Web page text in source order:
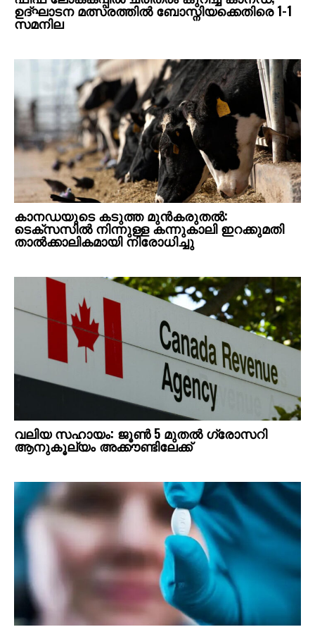
ഉദ്ഘാടന മത്സരത്തിൽ ബോസ്നിയക്കെതിരെ 1-1
സമനില
കാനഡയുടെ കടുത്ത മുൻകരുതൽ:
ടെക്സസിൽ നിന്നുള്ള കന്നുകാലി ഇറക്കുമതി
താൽക്കാലികമായി നിരോധിച്ചു
വലിയ സഹായം: ജൂൺ 5 മുതൽ ഗ്രോസറി
ആനുകൂല്യം അക്കൗണ്ടിലേക്ക്